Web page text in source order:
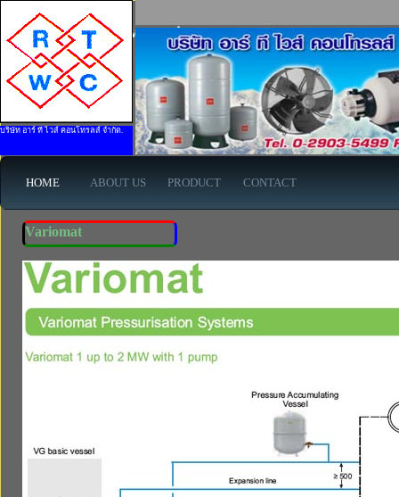
MaxUltraMax - www.rtwises.com
บริษัท อาร์ ที ไวส์ คอนโทรลส์ จำกัด.
HOME ABOUT US PRODUCT CONTACT
Variomat